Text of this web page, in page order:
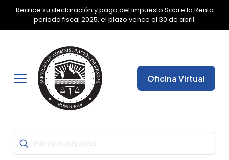
Realice su declaración y pago del Impuesto Sobre la Renta
periodo fiscal 2025, el plazo vence el 30 de abril.
✕
Oficina Virtual